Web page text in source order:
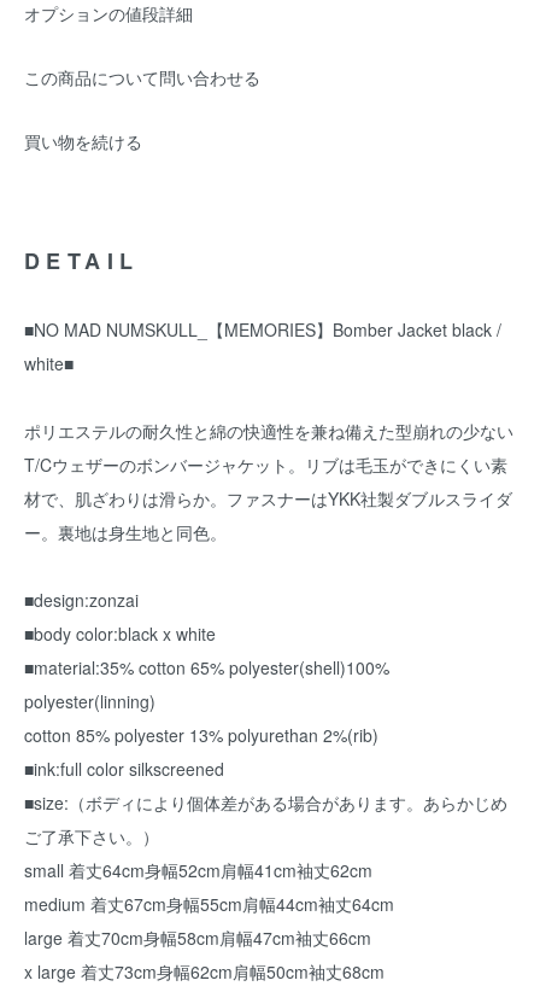
オプションの値段詳細
この商品について問い合わせる
買い物を続ける
DETAIL
■NO MAD NUMSKULL_【MEMORIES】Bomber Jacket black /
white■
ポリエステルの耐久性と綿の快適性を兼ね備えた型崩れの少ない
T/Cウェザーのボンバージャケット。リブは毛玉ができにくい素
材で、肌ざわりは滑らか。ファスナーはYKK社製ダブルスライダ
ー。裏地は身生地と同色。
■design:zonzai
■body color:black x white
■material:35% cotton 65% polyester(shell)100%
polyester(linning)
cotton 85% polyester 13% polyurethan 2%(rib)
■ink:full color silkscreened
■size:（ボディにより個体差がある場合があります。あらかじめ
ご了承下さい。）
small 着丈64cm身幅52cm肩幅41cm袖丈62cm
medium 着丈67cm身幅55cm肩幅44cm袖丈64cm
large 着丈70cm身幅58cm肩幅47cm袖丈66cm
x large 着丈73cm身幅62cm肩幅50cm袖丈68cm